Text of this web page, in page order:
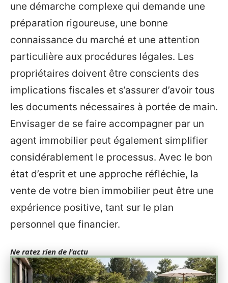
une démarche complexe qui demande une
préparation rigoureuse, une bonne
connaissance du marché et une attention
particulière aux procédures légales. Les
propriétaires doivent être conscients des
implications fiscales et s’assurer d’avoir tous
les documents nécessaires à portée de main.
Envisager de se faire accompagner par un
agent immobilier peut également simplifier
considérablement le processus. Avec le bon
état d’esprit et une approche réfléchie, la
vente de votre bien immobilier peut être une
expérience positive, tant sur le plan
personnel que financier.
Ne ratez rien de l'actu